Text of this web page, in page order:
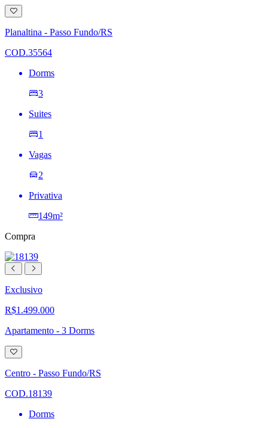
Adicionar
à
lista
de
Planaltina - Passo Fundo/RS
COD.35564
Dorms
3
Suites
1
Vagas
2
Privativa
149m²
Compra
Exclusivo
R$1.499.000
Apartamento - 3 Dorms
Adicionar
à
lista
de
Centro - Passo Fundo/RS
COD.18139
Dorms